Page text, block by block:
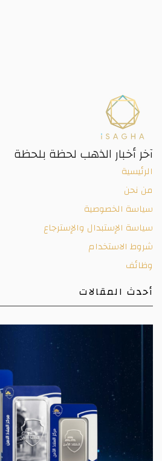
أخبار الذهب لحظة بلحظة
نحن
الخصوصية
الإستبدال والإسترجاع
الاستخدام
المقالات